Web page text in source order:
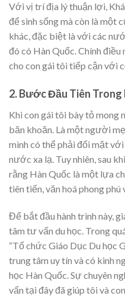
Với vị trí địa lý thuận lợi,
để sinh sống mà còn là một
khác, đặc biệt là với các
đó có Hàn Quốc. Chính
cho con gái tôi tiếp cận với
2. Bước Đầu Tiên Trong
Khi con gái tôi bày tỏ mong
băn khoăn. Là một người
mình có thể phải đối mặt
nước xa lạ. Tuy nhiên, sau
rằng Hàn Quốc là một lựa
tiên tiến, văn hoá phong
Để bắt đầu hành trình này,
tâm tư vấn du học. Trong
“Tổ chức Giáo Dục Du học
trung tâm uy tín và có kinh
học Hàn Quốc. Sự chuyên
vấn tại đây đã giúp tôi và